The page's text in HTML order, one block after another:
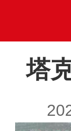
塔